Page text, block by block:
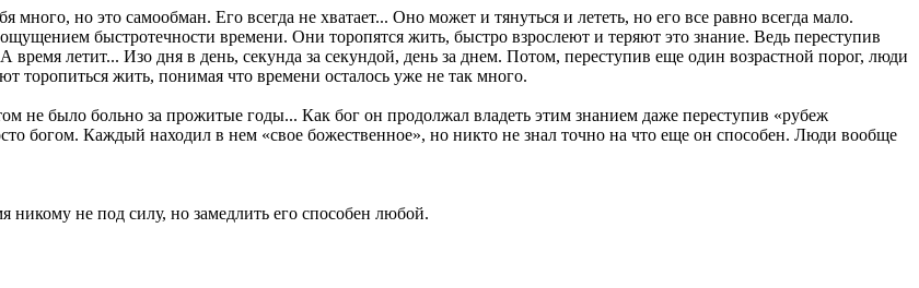
много, но это самообман. Его всегда не хватает... Оно может и тянуться и лететь, но его все равно всегда мало.
быстротечности времени. Они торопятся жить, быстро взрослеют и теряют это знание. Ведь переступив
летит... Изо дня в день, секунда за секундой, день за днем. Потом, переступив еще один возрастной порог, люди
торопиться жить, понимая что времени осталось уже не так много.
не было больно за прожитые годы... Как бог он продолжал владеть этим знанием даже переступив «рубеж
богом. Каждый находил в нем «свое божественное», но никто не знал точно на что еще он способен. Люди вообще
никому не под силу, но замедлить его способен любой.